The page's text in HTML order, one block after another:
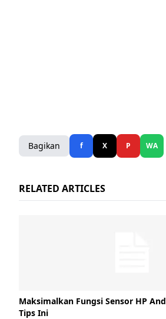
Bagikan f X P WA
RELATED ARTICLES
Maksimalkan Fungsi Sensor HP
Tips Ini